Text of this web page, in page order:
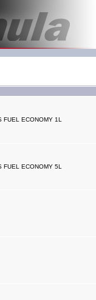
FUEL ECONOMY 1L
FUEL ECONOMY 5L